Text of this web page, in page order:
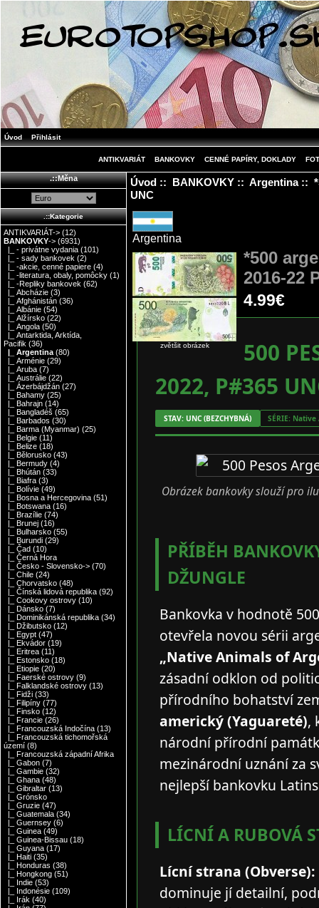
Úvod Přihlásit
ANTIKVARIÁT BANKOVKY CENNÉ PAPÍRY, DOKLADY
.::Měna
.::Kategorie
ANTIKVARIÁT-> (12)
BANKOVKY-> (6931)
|_ - privátne vydania (101)
|_ - sady bankovek (2)
|_ -akcie, cenné papiere (4)
|_ -literatura, obaly, pomôcky (1)
|_ -Repliky bankovek (62)
|_ Abcházie (3)
|_ Afghánistán (36)
|_ Albánie (54)
|_ Alžírsko (22)
|_ Angola (50)
|_ Antarktida, Arktída,
Pacifik (36)
|_ Argentina (80)
|_ Arménie (29)
|_ Aruba (7)
|_ Austrálie (22)
|_ Ázerbájdžán (27)
|_ Bahamy (25)
|_ Bahrajn (14)
|_ Bangladéš (65)
|_ Barbados (30)
|_ Barma (Myanmar) (25)
|_ Belgie (11)
|_ Belize (18)
|_ Bělorusko (43)
|_ Bermudy (4)
|_ Bhútán (33)
|_ Biafra (3)
|_ Bolívie (49)
|_ Bosna a Hercegovina (51)
|_ Botswana (16)
|_ Brazílie (74)
|_ Brunej (16)
|_ Bulharsko (55)
|_ Burundi (29)
|_ Čad (10)
|_ Černá Hora
|_ Česko - Slovensko-> (70)
|_ Chile (24)
|_ Chorvatsko (48)
|_ Čínská lidová republika (92)
|_ Cookovy ostrovy (10)
|_ Dánsko (7)
|_ Dominikánská republika (34)
|_ Džibutsko (12)
|_ Egypt (47)
|_ Ekvádor (19)
|_ Eritrea (11)
|_ Estonsko (18)
|_ Etiopie (20)
|_ Faerské ostrovy (9)
|_ Falklandské ostrovy (13)
|_ Fidži (33)
|_ Filipíny (77)
|_ Finsko (12)
|_ Francie (26)
|_ Francouzská Indočína (13)
|_ Francouzská tichomořská
území (8)
|_ Francouzská západní Afrika
|_ Gabon (7)
|_ Gambie (32)
|_ Ghana (48)
|_ Gibraltar (13)
|_ Grónsko
|_ Gruzie (47)
|_ Guatemala (34)
|_ Guernsey (6)
|_ Guinea (49)
|_ Guinea-Bissau (18)
|_ Guyana (17)
|_ Haiti (35)
|_ Honduras (38)
|_ Hongkong (51)
|_ Indie (53)
|_ Indonésie (109)
|_ Irák (40)
Úvod:: BANKOVKY:: Argentina::
UNC
Argentina
zvětšit obrázek
*500
2016-22
4.99€
500
2022, P#365
STAV: UNC (BEZCHYBNÁ) SÉRIE:
Obrázek bankovky slouží pro
PŘÍBĚH
DŽUNGLE
Bankovka v hodnotě
otevřela novou sérii
„Native Animals of
zásadní odklon od
přírodního bohatství
americký (Yaguareté),
národní přírodní
mezinárodní uznání za
nejlepší bankovku
LÍCNÍ A RUBOVÁ
Lícní strana (Obverse):
dominuje jí detailní,